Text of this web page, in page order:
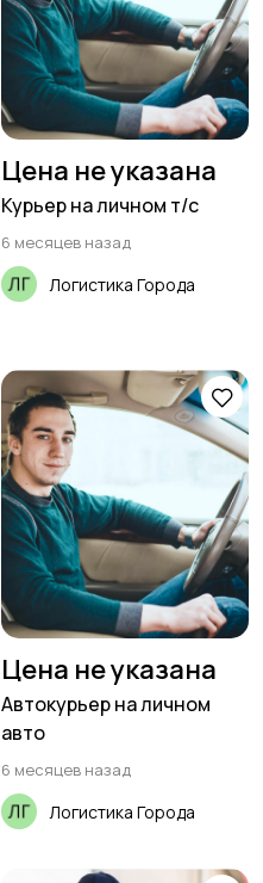
Искусство и
развлечения
Маркетинг и реклама
Начало карьеры
Офисный персонал
Продажи
Рестораны и
общепит
Цена не указана
Курьер на личном т/с
6 месяцев назад
Логистика Города
Цена не указана
Автокурьер на личном
авто
6 месяцев назад
Логистика Города